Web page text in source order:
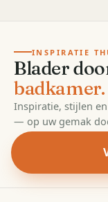
EDITIE2026· 55
INSPIRATIE
Blader
badkamer.
Inspiratie, stijlen
— op uw gemak